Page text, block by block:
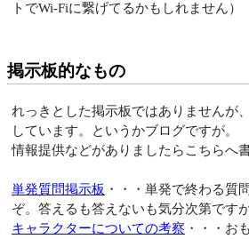
トでWi-Fiに繋げてるかもしれません）
掲示板的なもの
れっきとした掲示板ではありませんが
しています。というかブログですが。
情報提供などがありましたらこちらへ
単発質問掲示板 ・・・単発で終わる質
ぞ。答えるも答えないも気分次第ですが
キャラクターについての考察 ・・・お